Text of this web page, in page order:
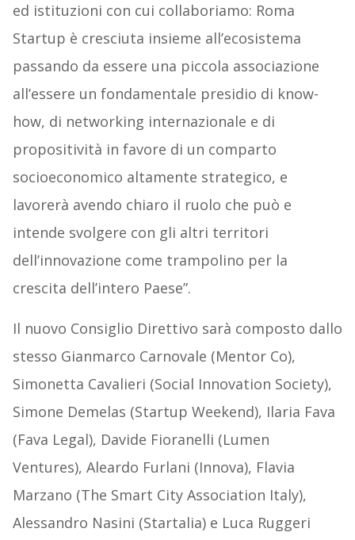
ed istituzioni con cui collaboriamo: Roma
Startup è cresciuta insieme all’ecosistema
passando da essere una piccola associazione
all’essere un fondamentale presidio di know-
how, di networking internazionale e di
propositività in favore di un comparto
socioeconomico altamente strategico, e
lavorerà avendo chiaro il ruolo che può e
intende svolgere con gli altri territori
dell’innovazione come trampolino per la
crescita dell’intero Paese”.
Il nuovo Consiglio Direttivo sarà composto dallo
stesso Gianmarco Carnovale (Mentor Co),
Simonetta Cavalieri (Social Innovation Society),
Simone Demelas (Startup Weekend), Ilaria Fava
(Fava Legal), Davide Fioranelli (Lumen
Ventures), Aleardo Furlani (Innova), Flavia
Marzano (The Smart City Association Italy),
Alessandro Nasini (Startalia) e Luca Ruggeri